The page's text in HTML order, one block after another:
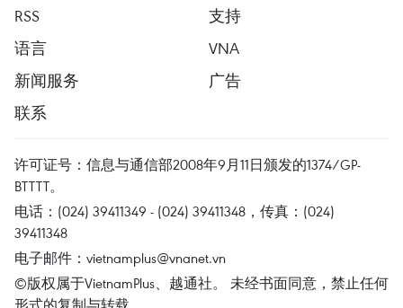
RSS
支持
语言
VNA
新闻服务
广告
联系
许可证号：信息与通信部2008年9月11日颁发的1374/GP-
BTTTT。
电话：(024) 39411349 - (024) 39411348，传真：(024)
39411348
电子邮件： vietnamplus@vnanet.vn
©版权属于VietnamPlus、越通社。 未经书面同意，禁止任何
形式的复制与转载。